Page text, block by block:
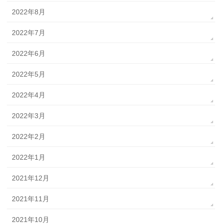
2022年8月
2022年7月
2022年6月
2022年5月
2022年4月
2022年3月
2022年2月
2022年1月
2021年12月
2021年11月
2021年10月